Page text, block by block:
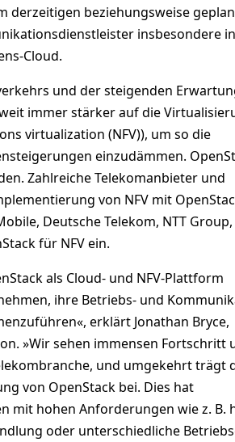
derzeitigen beziehungsweise
insbesondere
Cloud.
und der steigenden
immer stärker auf die
virtualization (NFV)), um so die
einzudämmen.
Zahlreiche Telekomanbieter und
von NFV mit
Deutsche Telekom, NTT Group,
für NFV ein.
als Cloud- und NFV-Plattform
ihre Betriebs- und
erklärt Jonathan Bryce,
»Wir sehen immensen Fortschritt
und umgekehrt trägt
von OpenStack bei. Dies hat
mit hohen Anforderungen wie z. B.
oder unterschiedliche